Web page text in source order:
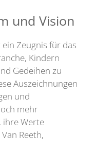
und Vision
Zeugnis für das
Kindern
Gedeihen zu
Auszeichnungen
und
mehr
ihre Werte
Reeth,